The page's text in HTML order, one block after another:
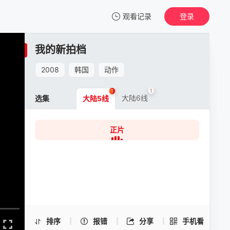
观看记录
我的观影记录
登录
我的新拍档
2008 韩国 动作
排序 报错 分享 手机看
我的新拍档 -正片
选集 大陆5线
1
大陆6线
1
正片